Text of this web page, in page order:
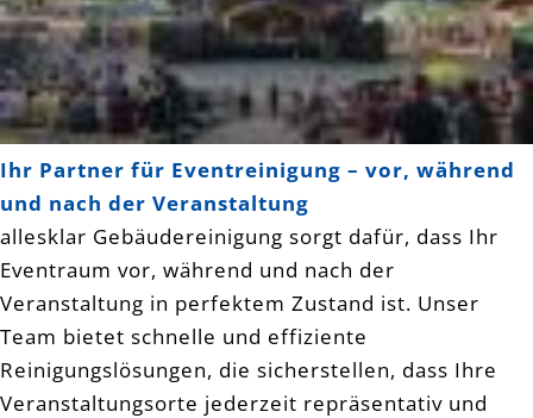
Ihr Partner für Eventreinigung – vor, während
und nach der Veranstaltung
allesklar Gebäudereinigung sorgt dafür, dass Ihr
Eventraum vor, während und nach der
Veranstaltung in perfektem Zustand ist. Unser
Team bietet schnelle und effiziente
Reinigungslösungen, die sicherstellen, dass Ihre
Veranstaltungsorte jederzeit repräsentativ und